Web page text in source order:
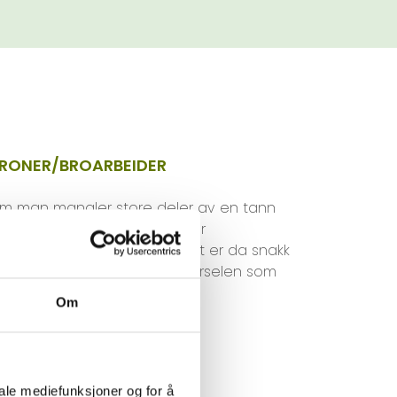
Om
mediefunksjoner og for å
BROARBEIDER
man mangler store deler av en tann
tenner er kroneterapi eller
nødvendig. Det er da snakk
kunstig tann/tenner av porselen som
utenpå den skadede
tennene.